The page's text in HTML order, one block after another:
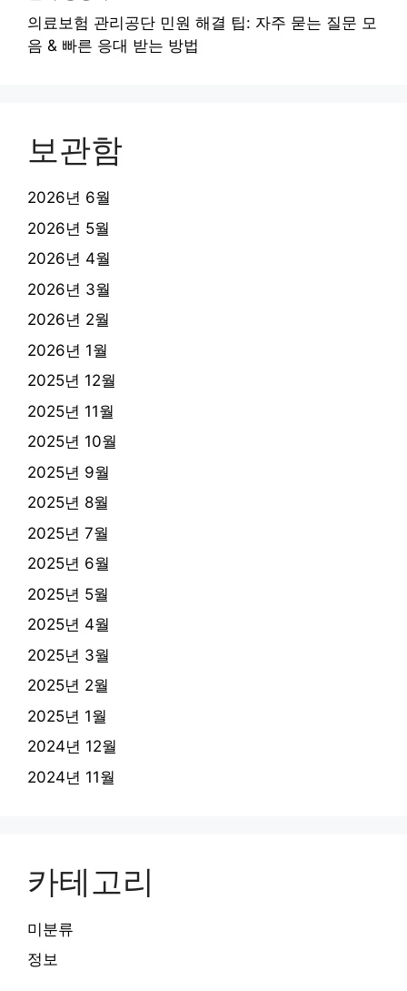
의료보험 관리공단 민원 해결 팁: 자주 묻는 질문 모
음 & 빠른 응대 받는 방법
보관함
2026년 6월
2026년 5월
2026년 4월
2026년 3월
2026년 2월
2026년 1월
2025년 12월
2025년 11월
2025년 10월
2025년 9월
2025년 8월
2025년 7월
2025년 6월
2025년 5월
2025년 4월
2025년 3월
2025년 2월
2025년 1월
2024년 12월
2024년 11월
카테고리
미분류
정보